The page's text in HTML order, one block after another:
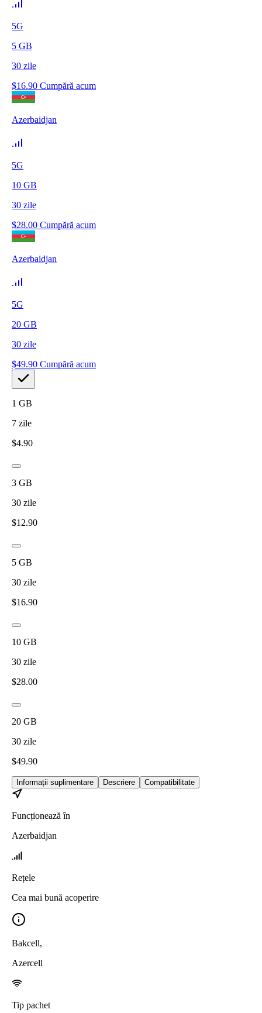
5G
5 GB
30 zile
$16.90 Cumpără acum
Azerbaidjan
5G
10 GB
30 zile
$28.00 Cumpără acum
Azerbaidjan
5G
20 GB
30 zile
$49.90 Cumpără acum
1 GB
7 zile
$4.90
3 GB
30 zile
$12.90
5 GB
30 zile
$16.90
10 GB
30 zile
$28.00
20 GB
30 zile
$49.90
Informații suplimentare Descriere Compatibilitate
Funcționează în
Azerbaidjan
Rețele
Cea mai bună acoperire
Bakcell,
Azercell
Tip pachet